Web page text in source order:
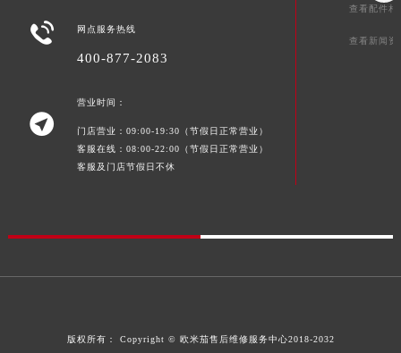
 网点服务热线
400-877-2083

营业时间：
门店营业：09:00-19:30（节假日正常营业）
客服在线：08:00-22:00（节假日正常营业）
客服及门店节假日不休
查看配件相
查看新闻资
版权所有： Copyright © 欧米茄售后维修服务中心2018-2032